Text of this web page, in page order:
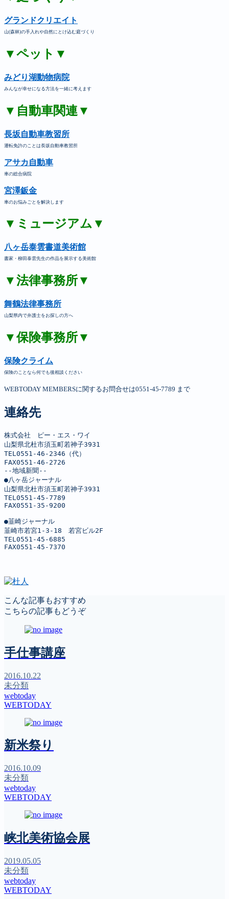
グランドクリエイト
山(森林)の手入れや自然にとけ込む庭づくり
▼ペット▼
みどり湖動物病院
みんなが幸せになる方法を一緒に考えます
▼自動車関連▼
長坂自動車教習所
運転免許のことは長坂自動車教習所
アサカ自動車
車の総合病院
宮澤鈑金
車のお悩みごとを解決します
▼ミュージアム▼
八ヶ岳泰雲書道美術館
書家・柳田泰雲先生の作品を展示する美術館
▼法律事務所▼
舞鶴法律事務所
山梨県内で弁護士をお探しの方へ
▼保険事務所▼
保険クライム
保険のことなら何でも後相談ください
WEBTODAY MEMBERSに関するお問合せは0551-45-7789 まで
連絡先
株式会社　ピー・エス・ワイ
山梨県北杜市須玉町若神子3931
TEL0551-46-2346（代）
FAX0551-46-2726
--地域新聞--
●八ヶ岳ジャーナル
山梨県北杜市須玉町若神子3931
TEL0551-45-7789
FAX0551-35-9200
●韮崎ジャーナル
韮崎市若宮1-3-18　若宮ビル2F
TEL0551-45-6885
FAX0551-45-7370
こんな記事もおすすめ
こちらの記事もどうぞ
手仕事講座
2016.10.22
未分類
webtoday
WEBTODAY
新米祭り
2016.10.09
未分類
webtoday
WEBTODAY
峡北美術協会展
2019.05.05
未分類
webtoday
WEBTODAY